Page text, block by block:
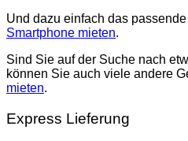
Und dazu einfach das passende
Smartphone mieten.
Sind Sie auf der Suche nach
können Sie auch viele andere
mieten.
Express Lieferung